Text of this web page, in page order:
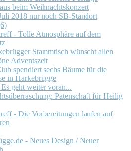
beim Weihnachtskonzert
2018 nur noch SB-Standort
- Tolle Atmosphäre auf dem
Stammtisch wünscht allen
Adventszeit
spendiert sechs Bäume für die
in Harkebrügge
geht weiter voran...
Patenschaft für Heilig
- Die Vorbereitungen laufen auf
- Neues Design / Neuer